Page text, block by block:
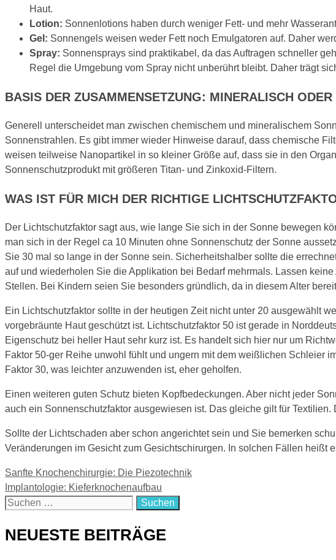
Haut.
Lotion: Sonnenlotions haben durch weniger Fett- und mehr
Gel: Sonnengels weisen weder Fett noch Emulgatoren auf. Daher
Spray: Sonnensprays sind praktikabel, da das Auftragen schneller
Regel die Umgebung vom Spray nicht unberührt bleibt. Daher trägt
BASIS DER ZUSAMMENSETZUNG: MINERALISCH ODER
Generell unterscheidet man zwischen chemischem und mineralischem
Sonnenstrahlen. Es gibt immer wieder Hinweise darauf, dass chemische
weisen teilweise Nanopartikel in so kleiner Größe auf, dass sie in den
Sonnenschutzprodukt mit größeren Titan- und Zinkoxid-Filtern.
WAS IST FÜR MICH DER RICHTIGE
Der Lichtschutzfaktor sagt aus, wie lange Sie sich in der Sonne bewegen
man sich in der Regel ca 10 Minuten ohne Sonnenschutz der Sonne
Sie 30 mal so lange in der Sonne sein. Sicherheitshalber sollte die
auf und wiederholen Sie die Applikation bei Bedarf mehrmals. Lassen
Stellen. Bei Kindern seien Sie besonders gründlich, da in diesem Alter
Ein Lichtschutzfaktor sollte in der heutigen Zeit nicht unter 20 ausgewählt
vorgebräunte Haut geschützt ist. Lichtschutzfaktor 50 ist gerade in
Eigenschutz bei heller Haut sehr kurz ist. Es handelt sich hier nur um
Faktor 50-ger Reihe unwohl fühlt und ungern mit dem weißlichen Schleier
Faktor 30, was leichter anzuwenden ist, eher geholfen.
Einen weiteren guten Schutz bieten Kopfbedeckungen. Aber nicht jeder
auch ein Sonnenschutzfaktor ausgewiesen ist. Das gleiche gilt für
Sollte der Lichtschaden aber schon angerichtet sein und Sie bemerken
Veränderungen im Gesicht zum Gesichtschirurgen. In solchen Fällen heißt
Sanfte Knochenchirurgie: Die Piezotechnik
Implantologie: Kieferknochenaufbau
Suchen
NEUESTE BEITRÄGE